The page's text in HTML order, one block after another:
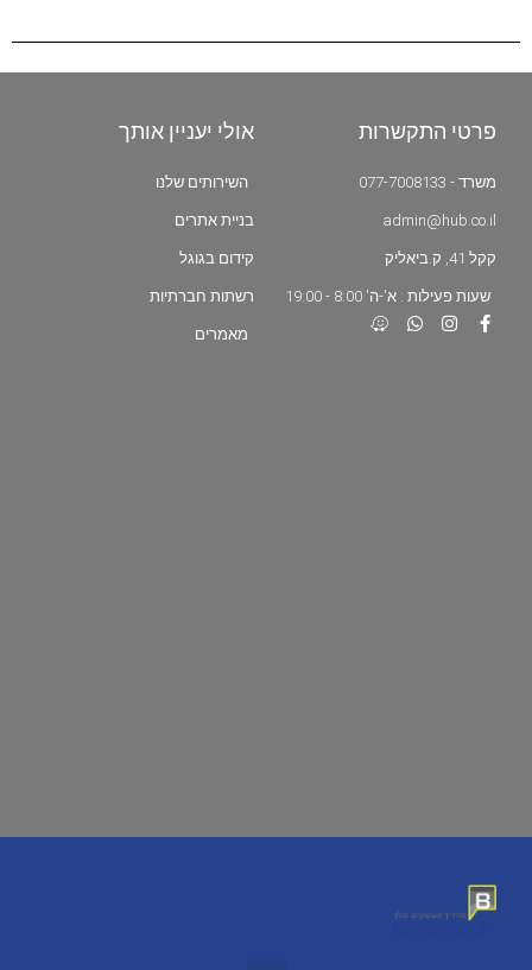
פרטי התקשרות
משרד - 077-7008133
admin@hub.co.il
קקל 41, ק.ביאליק
שעות פעילות : א'-ה' 8:00 - 19:00
אולי יעניין אותך
השירותים שלנו
בניית אתרים
קידום בגוגל
רשתות חברתיות
מאמרים